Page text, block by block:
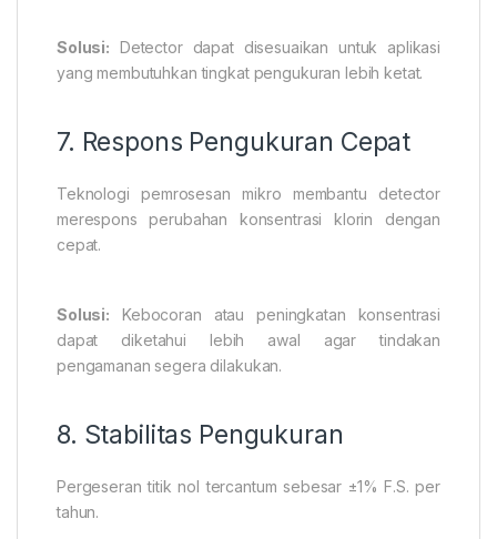
Solusi: Detector dapat disesuaikan untuk aplikasi
yang membutuhkan tingkat pengukuran lebih ketat.
7. Respons Pengukuran Cepat
Teknologi pemrosesan mikro membantu detector
merespons perubahan konsentrasi klorin dengan
cepat.
Solusi: Kebocoran atau peningkatan konsentrasi
dapat diketahui lebih awal agar tindakan
pengamanan segera dilakukan.
8. Stabilitas Pengukuran
Pergeseran titik nol tercantum sebesar ±1% F.S. per
tahun.